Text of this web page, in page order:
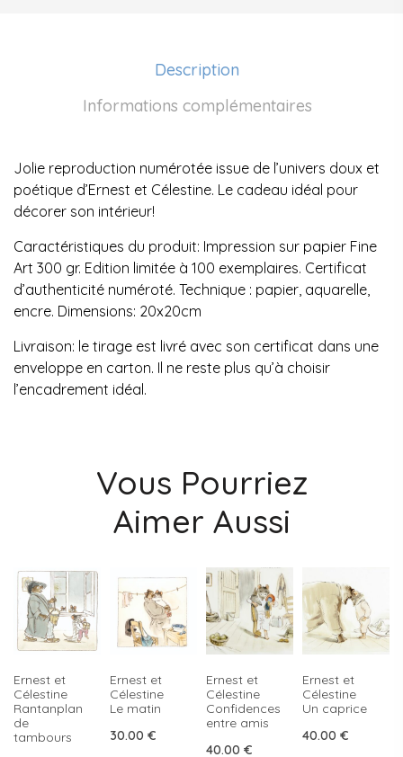
Description
Informations complémentaires
Jolie reproduction numérotée issue de l’univers doux et
poétique d’Ernest et Célestine. Le cadeau idéal pour
décorer son intérieur!
Caractéristiques du produit: Impression sur papier Fine
Art 300 gr. Edition limitée à 100 exemplaires. Certificat
d’authenticité numéroté. Technique : papier, aquarelle,
encre. Dimensions: 20x20cm
Livraison: le tirage est livré avec son certificat dans une
enveloppe en carton. Il ne reste plus qu’à choisir
l’encadrement idéal.
Vous Pourriez
Aimer Aussi
Ernest et
Célestine
Rantanplan
de
tambours
Ernest et
Célestine
Le matin
30.00 €
Ernest et
Célestine
Confidences
entre amis
40.00 €
Ernest et
Célestine
Un caprice
40.00 €